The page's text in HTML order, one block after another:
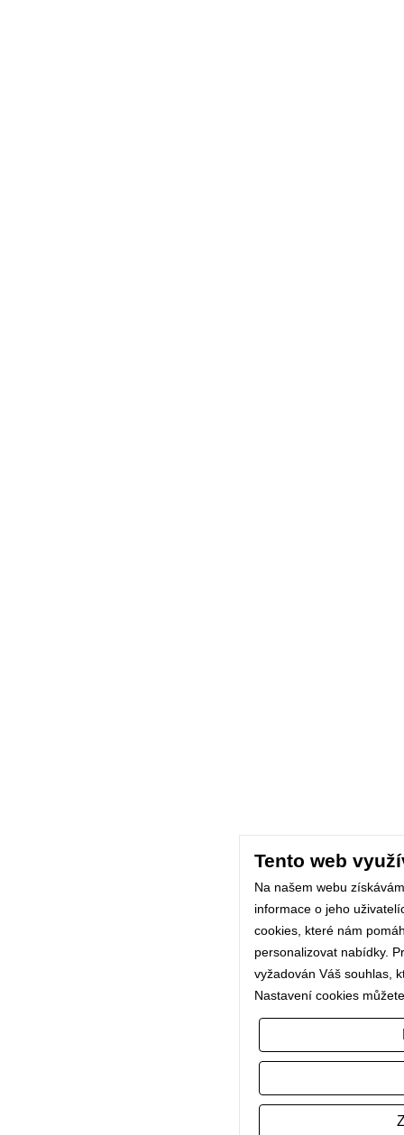
Tento web
Na našem webu
informace o jeho
cookies, které nám
personalizovat nabídky.
vyžadován Váš souhlas,
Nastavení cookies